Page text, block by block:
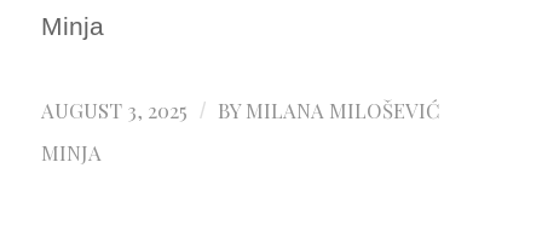
Minja
AUGUST 3, 2025 / BYMILANA MILOŠEVIĆ
MINJA